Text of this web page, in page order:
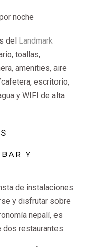
noche
del Landmark
toallas,
amenities, aire
escritorio,
y WIFI de alta
Y
de instalaciones
y disfrutar sobre
nepalí, es
restaurantes: